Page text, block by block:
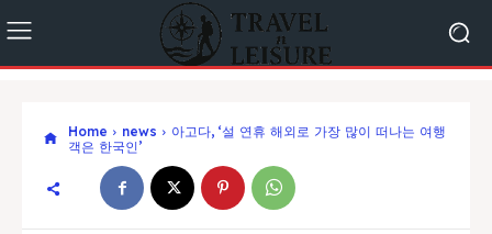
Home news
아고다, ‘설 연휴 해외로 가장 많이 떠나는 여행
객은 한국인’